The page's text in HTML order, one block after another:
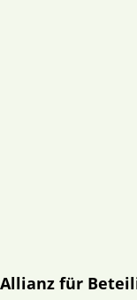
Allianz für